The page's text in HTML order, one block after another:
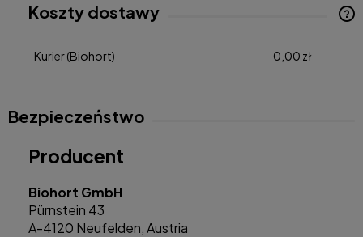
Koszty dostawy
Cena nie zawiera ewentualnych kosztów płatności
Kurier(Biohort) 0,00 zł
Bezpieczeństwo
Producent
Biohort GmbH
Pürnstein 43
A-4120 Neufelden, Austria